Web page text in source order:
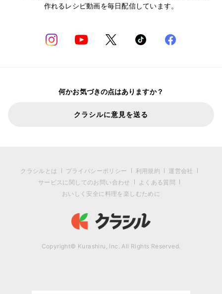
作れるレシピ動画を毎日配信しています。
何かお気づきの点はありますか？
クラシルに意見を送る
クラシルとは プライバシーポリシー 利用規約
運営会社
サービスに関してのお問い合わせ
よくある質問
おいしく安全に料理を楽しむために
Copyright© Kurashiru, Inc. All Rights Reserved.